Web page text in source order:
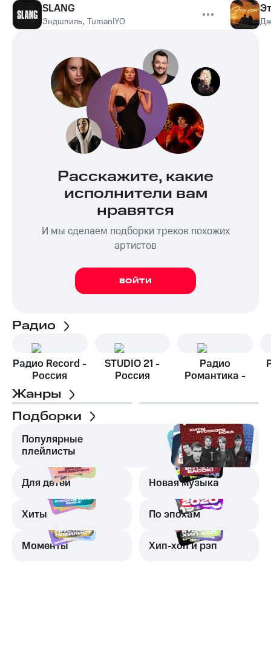
SLANG
Эндшпиль, TumaniYO
Расскажите, какие
исполнители вам
нравятся
И мы сделаем подборки треков похожих
артистов
ВОЙТИ
Радио
Радио Record -
Россия
STUDIO 21 -
Россия
Радио
Романтика -
Жанры
Подборки
Популярные
плейлисты
Для детей Новая музыка
Хиты По эпохам
Моменты Хип-хоп и рэп